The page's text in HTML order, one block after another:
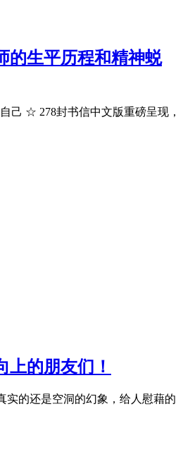
的生平历程和精神蜕
己 ☆ 278封书信中文版重磅呈现，
的朋友们！
的还是空洞的幻象，给人慰藉的